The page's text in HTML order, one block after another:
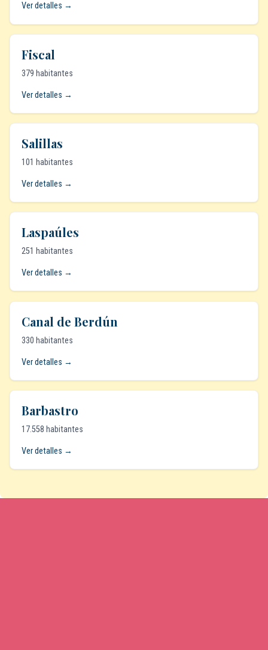
Ver detalles →
Fiscal
379 habitantes
Ver detalles →
Salillas
101 habitantes
Ver detalles →
Laspaúles
251 habitantes
Ver detalles →
Canal de Berdún
330 habitantes
Ver detalles →
Barbastro
17.558 habitantes
Ver detalles →